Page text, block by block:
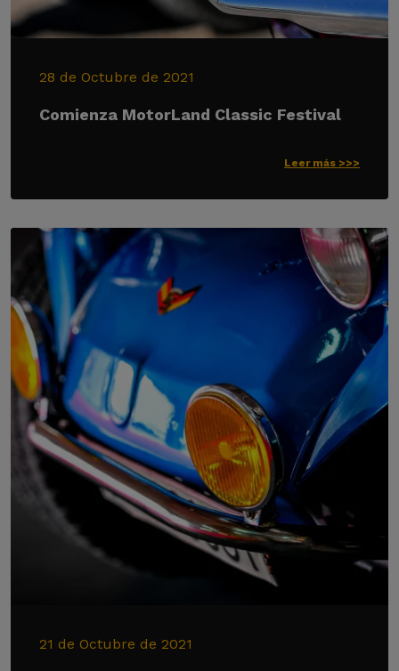
28 de Octubre de 2021
Comienza MotorLand Classic Festival
Leer más >>>
21 de Octubre de 2021